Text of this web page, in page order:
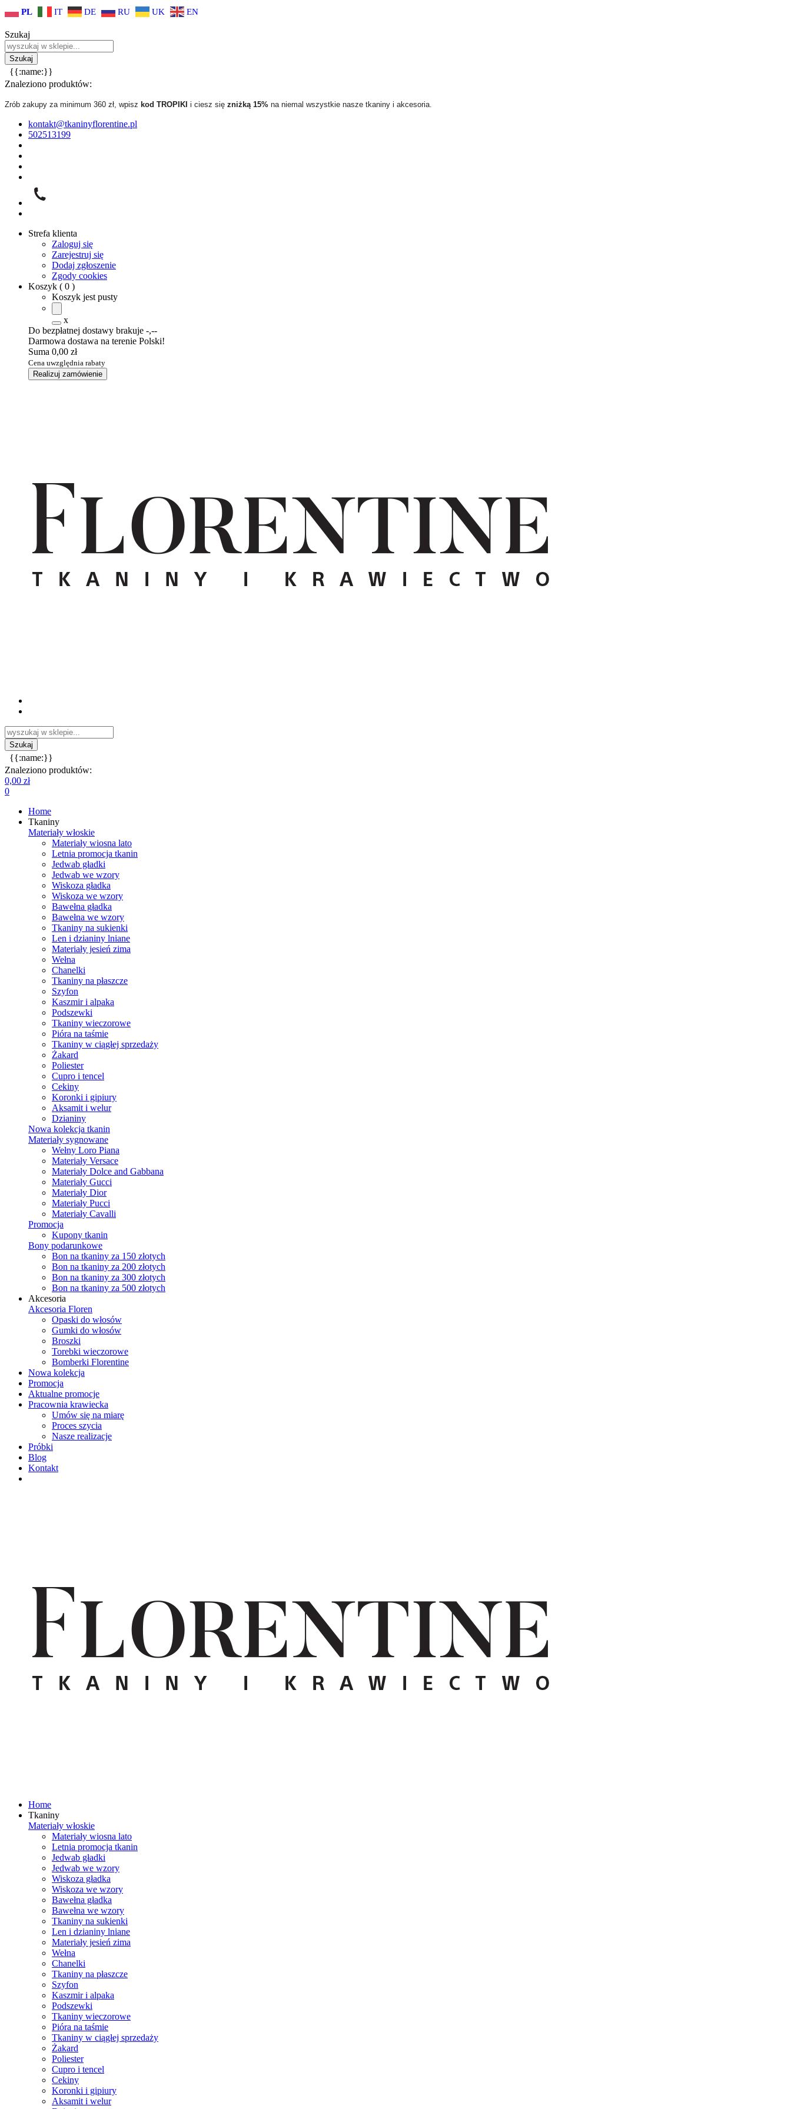
PL IT DE RU UK EN
Szukaj
{{:name:}}
Znaleziono produktów:
Zrób zakupy za minimum 360 zł, wpisz kod TROPIKI i ciesz się zniżką 15% na niemal wszystkie nasze tkaniny i akcesoria.
kontakt@tkaninyflorentine.pl
502513199
Strefa klienta
Zaloguj się
Zarejestruj się
Dodaj zgłoszenie
Zgody cookies
Koszyk ( 0 )
Koszyk jest pusty
x
Do bezpłatnej dostawy brakuje -,--
Darmowa dostawa na terenie Polski!
Suma 0,00 zł
Cena uwzględnia rabaty
Realizuj zamówienie
{{:name:}}
Znaleziono produktów:
0,00 zł
0
Home
Tkaniny
Materiały włoskie
Materiały wiosna lato
Letnia promocja tkanin
Jedwab gładki
Jedwab we wzory
Wiskoza gładka
Wiskoza we wzory
Bawełna gładka
Bawełna we wzory
Tkaniny na sukienki
Len i dzianiny lniane
Materiały jesień zima
Wełna
Chanelki
Tkaniny na płaszcze
Szyfon
Kaszmir i alpaka
Podszewki
Tkaniny wieczorowe
Pióra na taśmie
Tkaniny w ciągłej sprzedaży
Żakard
Poliester
Cupro i tencel
Cekiny
Koronki i gipiury
Aksamit i welur
Dzianiny
Nowa kolekcja tkanin
Materiały sygnowane
Wełny Loro Piana
Materiały Versace
Materiały Dolce and Gabbana
Materiały Gucci
Materiały Dior
Materiały Pucci
Materiały Cavalli
Promocja
Kupony tkanin
Bony podarunkowe
Bon na tkaniny za 150 złotych
Bon na tkaniny za 200 złotych
Bon na tkaniny za 300 złotych
Bon na tkaniny za 500 złotych
Akcesoria
Akcesoria Floren
Opaski do włosów
Gumki do włosów
Broszki
Torebki wieczorowe
Bomberki Florentine
Nowa kolekcja
Promocja
Aktualne promocje
Pracownia krawiecka
Umów się na miarę
Proces szycia
Nasze realizacje
Próbki
Blog
Kontakt
Home
Tkaniny
Materiały włoskie
Materiały wiosna lato
Letnia promocja tkanin
Jedwab gładki
Jedwab we wzory
Wiskoza gładka
Wiskoza we wzory
Bawełna gładka
Bawełna we wzory
Tkaniny na sukienki
Len i dzianiny lniane
Materiały jesień zima
Wełna
Chanelki
Tkaniny na płaszcze
Szyfon
Kaszmir i alpaka
Podszewki
Tkaniny wieczorowe
Pióra na taśmie
Tkaniny w ciągłej sprzedaży
Żakard
Poliester
Cupro i tencel
Cekiny
Koronki i gipiury
Aksamit i welur